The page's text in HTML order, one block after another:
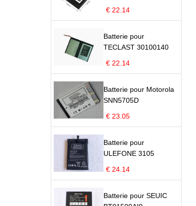
€ 22.14
Batterie pour
TECLAST 30100140
€ 22.14
Batterie pour Motorola
SNN5705D
€ 23.05
Batterie pour
ULEFONE 3105
€ 24.14
Batterie pour SEUIC